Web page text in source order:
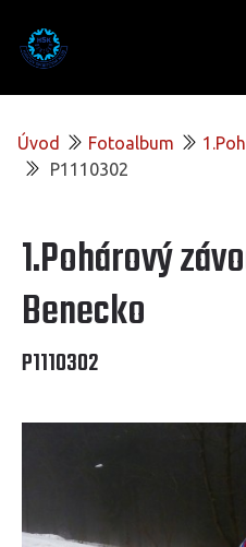
Úvod Fotoalbum
P1110302
1.Pohárový
Benecko
P1110302